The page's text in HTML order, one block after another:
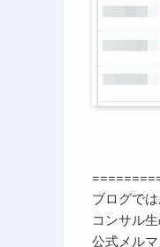
ブログで
コンサル
公式メル